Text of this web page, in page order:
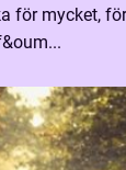
för mycket,